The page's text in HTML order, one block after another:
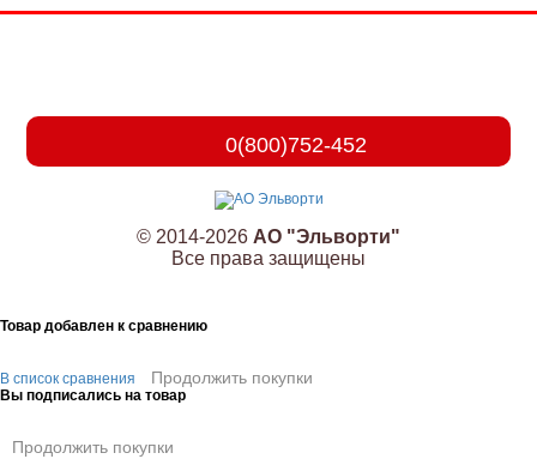
0(800)752-452
© 2014-2026 АО "Эльворти"
Все права защищены
Товар добавлен к сравнению
В список сравнения Продолжить покупки
Вы подписались на товар
Продолжить покупки